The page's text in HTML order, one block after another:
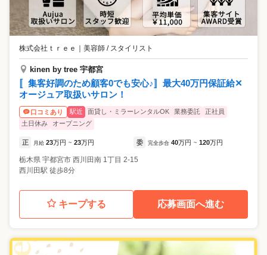
株式会社ｔｒｅｅ ｜ 美容師 / スタイリスト
kinen by tree 宇都宮
〚集客好調のため顧客0でも安心♪〛最大40万円保証給✕
オージュア取扱いサロン！
口コミあり 駅近 面貸し・ミラーレンタルOK 業務委託
正社員
土日休み
オープニング
正 月給 23万円 ~ 23万円 委 完全歩合 40万円 ~ 120万円
栃木県 宇都宮市 西川田南 1丁目 2-15
西川田駅 徒歩8分
キープする 応募画面へ進む